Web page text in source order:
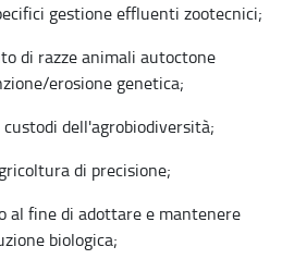
gestione effluenti zootecnici;
razze animali autoctone
erosione genetica;
dell'agrobiodiversità;
di precisione;
fine di adottare e mantenere
biologica;